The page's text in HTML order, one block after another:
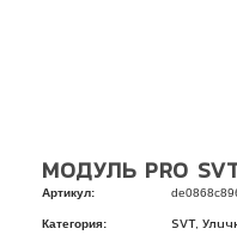
МОДУЛЬ PRO
Артикул:
Категория: SVT,